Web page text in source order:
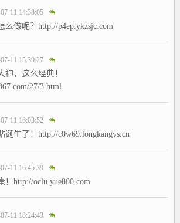
11 14:38:05
么做呢？http://p4ep.ykzsjc.com
11 15:39:27
神，这么经典！
27/3.html
11 16:03:52
诞生了！http://c0w69.longkangys.cn
11 16:45:39
！http://oclu.yue800.com
11 18:24:43